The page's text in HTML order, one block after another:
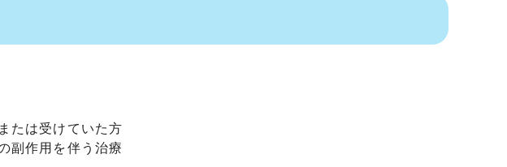
たは受けていた方
副作用を伴う治療